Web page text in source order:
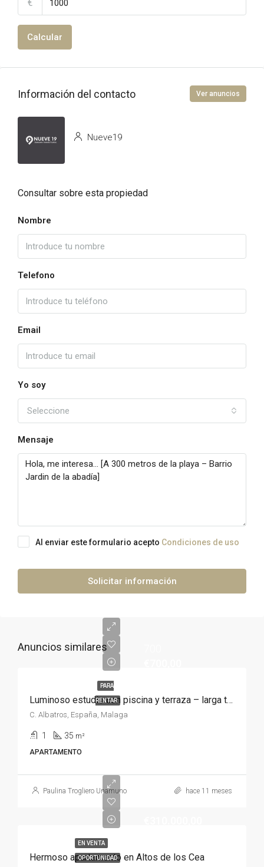
€
Calcular
Información del contacto Ver anuncios
Nueve19
Consultar sobre esta propiedad
Nombre
Telefono
Email
Yo soy
Seleccione
Mensaje
Al enviar este formulario acepto Condiciones de uso
Solicitar información
Anuncios similares
PARA
RENTAR Luminoso estudio con piscina y terraza – larga temporada
C. Albatros, España, Malaga
1 35 m²
APARTAMENTO
Paulina Trogliero Unamuno hace 11 meses
EN VENTA
OPORTUNIDAD
Hermoso apartamento en Altos de los Cea